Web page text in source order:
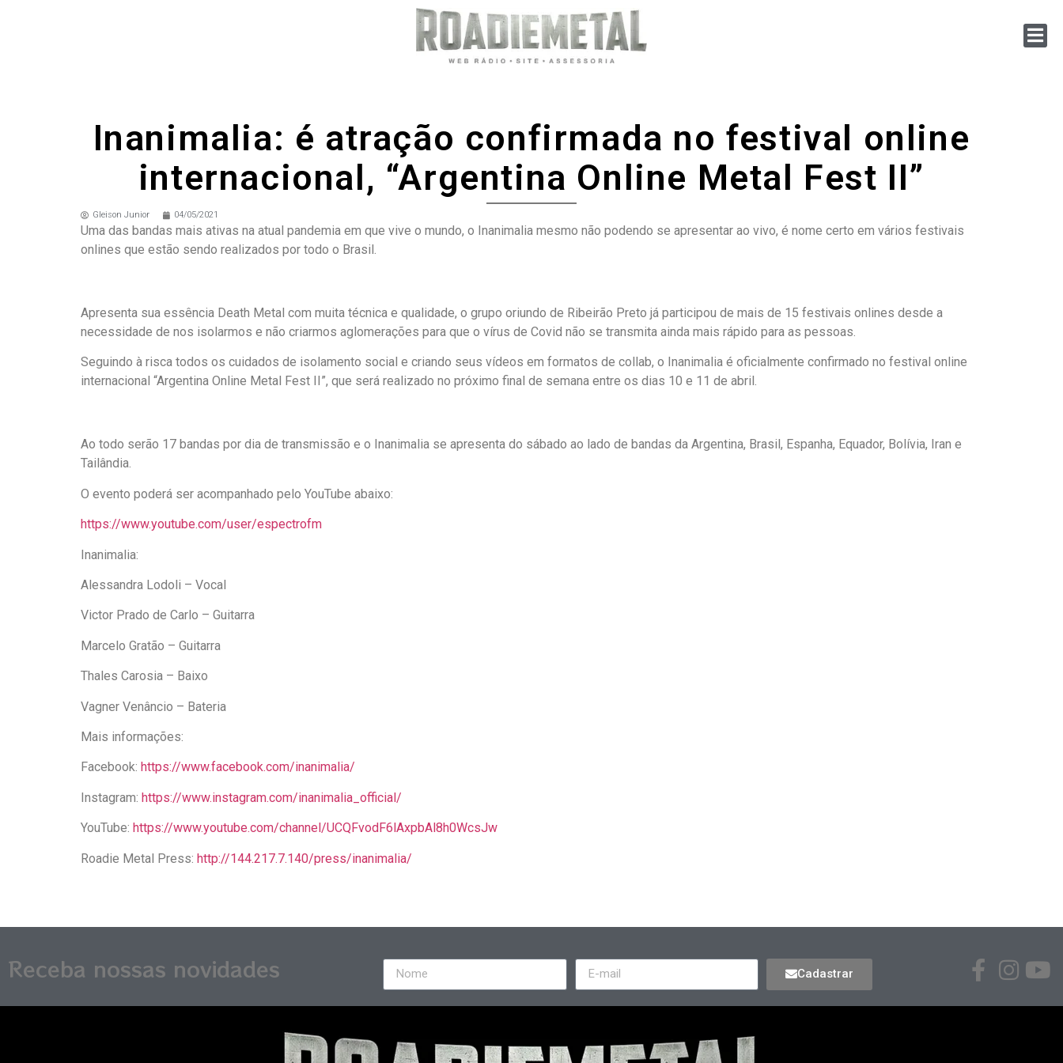
Inanimalia: é atração confirmada no festival online
internacional, “Argentina Online Metal Fest II”
Gleison Junior 04/05/2021
Uma das bandas mais ativas na atual pandemia em que vive o mundo, o Inanimalia mesmo não podendo se apresentar ao vivo, é nome certo em vários festivais
onlines que estão sendo realizados por todo o Brasil.
Apresenta sua essência Death Metal com muita técnica e qualidade, o grupo oriundo de Ribeirão Preto já participou de mais de 15 festivais onlines desde a
necessidade de nos isolarmos e não criarmos aglomerações para que o vírus de Covid não se transmita ainda mais rápido para as pessoas.
Seguindo à risca todos os cuidados de isolamento social e criando seus vídeos em formatos de collab, o Inanimalia é oficialmente confirmado no festival online
internacional “Argentina Online Metal Fest II”, que será realizado no próximo final de semana entre os dias 10 e 11 de abril.
Ao todo serão 17 bandas por dia de transmissão e o Inanimalia se apresenta do sábado ao lado de bandas da Argentina, Brasil, Espanha, Equador, Bolívia, Iran e
Tailândia.
O evento poderá ser acompanhado pelo YouTube abaixo:
https://www.youtube.com/user/espectrofm
Inanimalia:
Alessandra Lodoli – Vocal
Victor Prado de Carlo – Guitarra
Marcelo Gratão – Guitarra
Thales Carosia – Baixo
Vagner Venâncio – Bateria
Mais informações:
Facebook: https://www.facebook.com/inanimalia/
Instagram: https://www.instagram.com/inanimalia_official/
YouTube: https://www.youtube.com/channel/UCQFvodF6lAxpbAl8h0WcsJw
Roadie Metal Press: http://144.217.7.140/press/inanimalia/
Receba nossas novidades Cadastrar